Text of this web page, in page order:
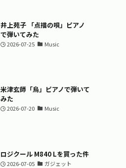
井上苑子 「点描の唄」ピアノ
で弾いてみた
2026-07-25 Music
米津玄師「烏」ピアノで弾いて
みた
2026-07-20 Music
ロジクール M840 Lを買った件
2026-07-05 ガジェット